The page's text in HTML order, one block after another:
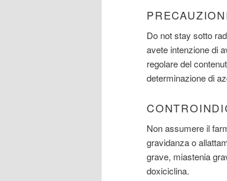
Do not stay sotto
avete intenzione di
regolare del
determinazione di
Non assumere il
gravidanza o
grave, miastenia
doxiciclina.